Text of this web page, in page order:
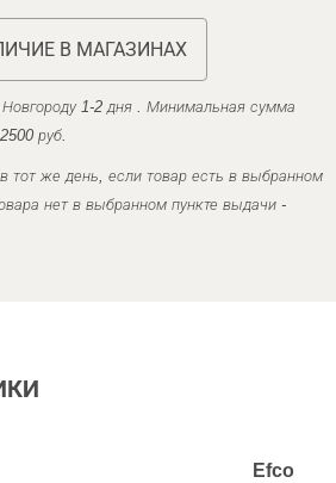
В МАГАЗИНАХ
1-2 дня . Минимальная сумма
руб.
тот же день, если товар есть в выбранном
нет в выбранном пункте выдачи -
Efco